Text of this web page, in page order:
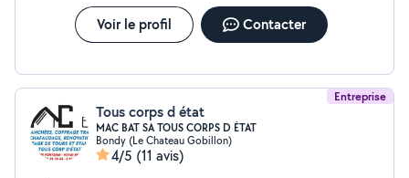
Voir le profil Contacter
Entreprise
Tous corps d état
MAC BAT SA TOUS CORPS D ÉTAT
Bondy (Le Chateau Gobillon)
4/5 (11 avis)